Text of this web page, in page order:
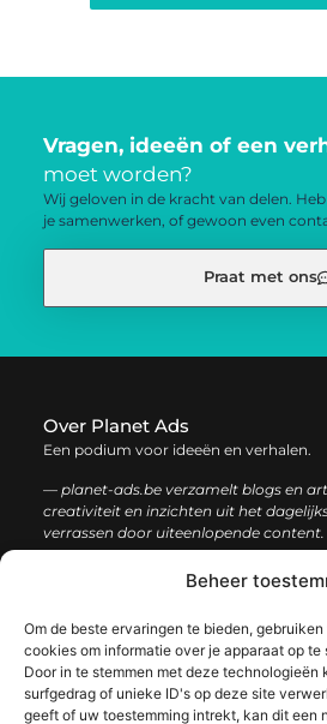
Beheer
Om de beste ervaringen te bieden,
cookies om informatie over je apparaat op te
Door in te stemmen met deze
surfgedrag of unieke ID's op deze site
geeft of uw toestemming intrekt, kan dit een
Vragen, ideeën of een
moet worden?
Wij geloven in de kracht van delen.
je samenwerken, of gewoon even
Praat met ons
Over Planet Ads
Een podium voor ideeën en verhalen.
— planet-ads.be verzamelt blogs en
creativiteit en inzichten uit het
verrassen door uiteenlopende content.
informatie